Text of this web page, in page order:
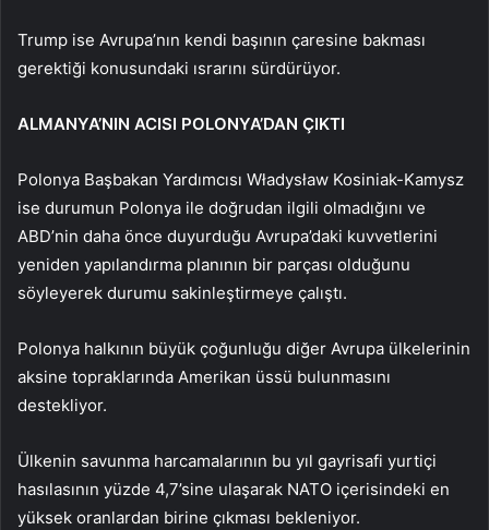
Trump ise Avrupa’nın kendi başının çaresine bakması
gerektiği konusundaki ısrarını sürdürüyor.
ALMANYA’NIN ACISI POLONYA’DAN ÇIKTI
Polonya Başbakan Yardımcısı Władysław Kosiniak-Kamysz
ise durumun Polonya ile doğrudan ilgili olmadığını ve
ABD’nin daha önce duyurduğu Avrupa’daki kuvvetlerini
yeniden yapılandırma planının bir parçası olduğunu
söyleyerek durumu sakinleştirmeye çalıştı.
Polonya halkının büyük çoğunluğu diğer Avrupa ülkelerinin
aksine topraklarında Amerikan üssü bulunmasını
destekliyor.
Ülkenin savunma harcamalarının bu yıl gayrisafi yurtiçi
hasılasının yüzde 4,7’sine ulaşarak NATO içerisindeki en
yüksek oranlardan birine çıkması bekleniyor.